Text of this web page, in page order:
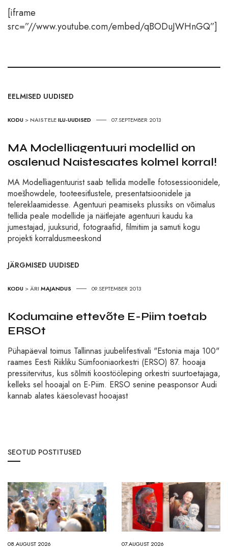
[iframe
src=”//www.youtube.com/embed/qBODuJWHnGQ”]
EELMISED UUDISED
KODU >NAISTELEILU-UUDISED 07.SEPTEMBER 2013
MA Modelliagentuuri modellid on
osalenud Naistesaates kolmel korral!
MA Modelliagentuurist saab tellida modelle fotosessioonidele,
moešhowdele, tooteesitlustele, presentatsioonidele ja
telereklaamidesse. Agentuuri peamiseks plussiks on võimalus
tellida peale modellide ja näitlejate agentuuri kaudu ka
jumestajad, juuksurid, fotograafid, filmitiim ja samuti kogu
projekti korraldusmeeskond
JÄRGMISED UUDISED
KODU >ÄRI MAJANDUS 09.SEPTEMBER 2013
Kodumaine ettevõte E-Piim toetab
ERSOt
Pühapäeval toimus Tallinnas juubelifestivali "Estonia maja 100"
raames Eesti Riikliku Sümfooniaorkestri (ERSO) 87. hooaja
pressitervitus, kus sõlmiti koostööleping orkestri suurtoetajaga,
kelleks sel hooajal on E-Piim. ERSO senine peasponsor Audi
kannab alates käesolevast hooajast
SEOTUD POSTITUSED
08.AUGUST 2026 07.AUGUST 2026